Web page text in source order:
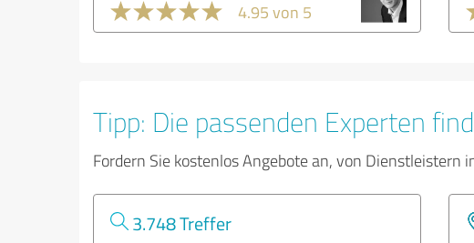
4.95 von 5
Tipp: Die passenden Experten
Fordern Sie kostenlos Angebote an, von
3.748 Treffer